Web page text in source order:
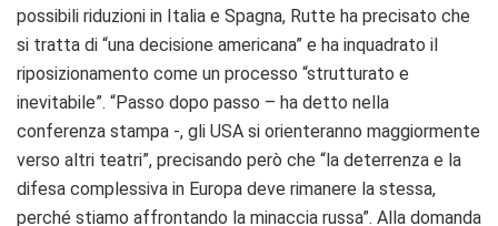
possibili riduzioni in Italia e Spagna, Rutte ha precisato che
si tratta di “una decisione americana” e ha inquadrato il
riposizionamento come un processo “strutturato e
inevitabile”. “Passo dopo passo – ha detto nella
conferenza stampa -, gli USA si orienteranno maggiormente
verso altri teatri”, precisando però che “la deterrenza e la
difesa complessiva in Europa deve rimanere la stessa,
perché stiamo affrontando la minaccia russa”. Alla domanda